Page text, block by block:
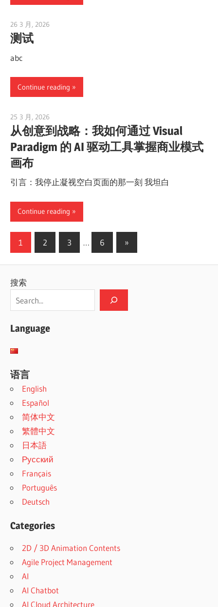
26 3 月, 2026
测试
abc
Continue reading
25 3 月, 2026
从创意到战略：我如何通过 Visual
Paradigm 的 AI 驱动工具掌握商业模式
画布
引言：我停止凝视空白页面的那一刻 我坦白
Continue reading
文
分
页
1 2 3 … 6
Next
Posts
»
搜索
Language
语言
English
Español
简体中文
繁體中文
日本語
Русский
Français
Português
Deutsch
Categories
2D / 3D Animation Contents
Agile Project Management
AI
AI Chatbot
AI Cloud Architecture